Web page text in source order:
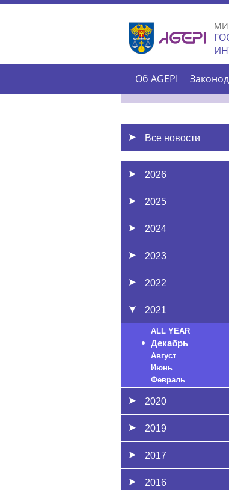
Об AGEPI
Все новости
2026
2025
2024
2023
2022
2021
ALL YEAR
Декабрь
Август
Июнь
Февраль
2020
2019
2017
2016